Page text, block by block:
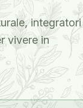
integratori
vivere in